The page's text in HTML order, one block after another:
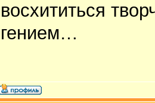
восхититься
гением…